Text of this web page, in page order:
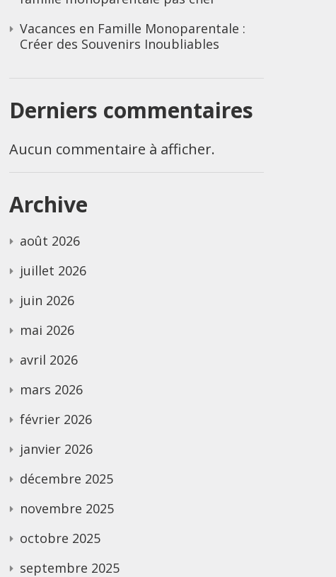
Vacances en Famille Monoparentale :
Créer des Souvenirs Inoubliables
Derniers commentaires
Aucun commentaire à afficher.
Archive
août 2026
juillet 2026
juin 2026
mai 2026
avril 2026
mars 2026
février 2026
janvier 2026
décembre 2025
novembre 2025
octobre 2025
septembre 2025